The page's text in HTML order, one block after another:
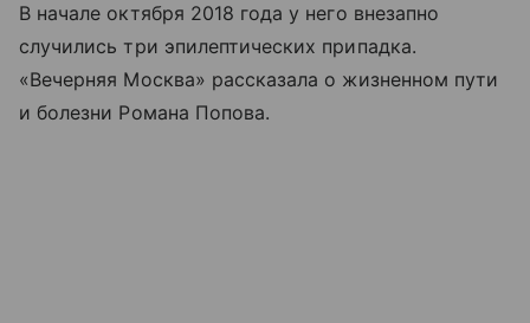
В начале октября 2018 года у него внезапно
случились три эпилептических припадка.
«Вечерняя Москва» рассказала о жизненном пути
и болезни Романа Попова.